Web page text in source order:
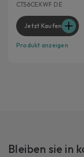
CTS6CEXWF DE
Jetzt Kaufen
Produkt anzeigen
Bleiben sie in